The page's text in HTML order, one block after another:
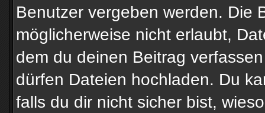
Benutzer vergeben werden. Die
möglicherweise nicht erlaubt,
dem du deinen Beitrag
dürfen Dateien hochladen. Du
falls du dir nicht sicher bist,